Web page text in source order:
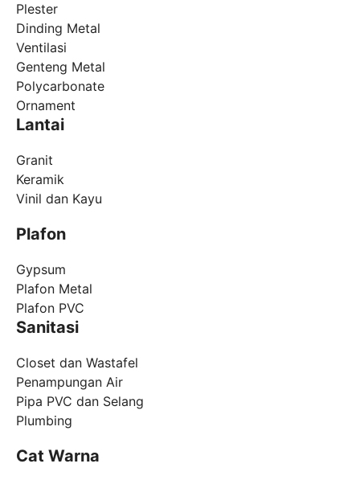
Plester
Dinding Metal
Ventilasi
Genteng Metal
Polycarbonate
Ornament
Lantai
Granit
Keramik
Vinil dan Kayu
Plafon
Gypsum
Plafon Metal
Plafon PVC
Sanitasi
Closet dan Wastafel
Penampungan Air
Pipa PVC dan Selang
Plumbing
Cat Warna